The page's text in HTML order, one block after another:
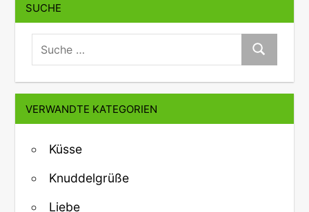
SUCHE
suche:
Suche
VERWANDTE KATEGORIEN
Küsse
Knuddelgrüße
Liebe